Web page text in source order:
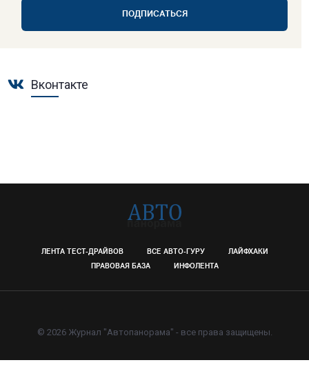
ПОДПИСАТЬСЯ
Вконтакте
ЛЕНТА ТЕСТ-ДРАЙВОВ ВСЕ АВТО-ГУРУ
ЛАЙФХАКИ
ПРАВОВАЯ БАЗА
ИНФОЛЕНТА
© 2026 Журнал "Автопанорама" - все права защищены.